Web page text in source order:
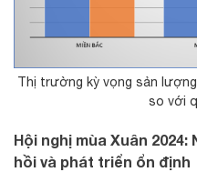
Thị trường kỳ vọng sản
so với
Hội nghị mùa Xuân
hồi và phát triển ổn định